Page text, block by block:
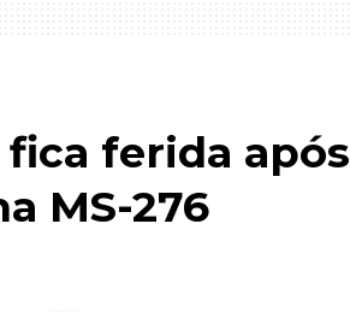
fica ferida após
MS-276